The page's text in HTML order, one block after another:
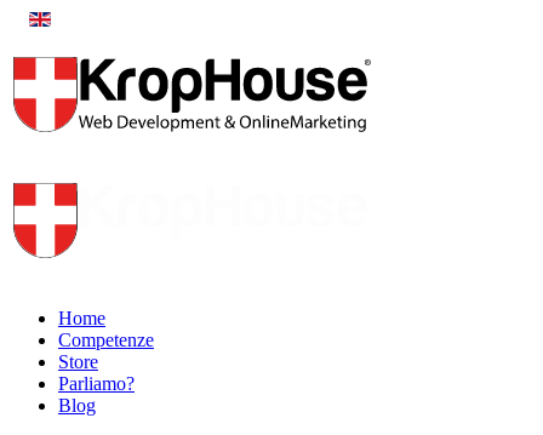
Home
Competenze
Store
Parliamo?
Blog